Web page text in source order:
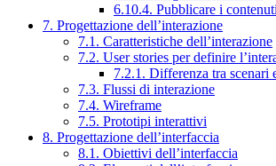
6.10.4. Pubblicare i contenuti
7. Progettazione dell’interazione
7.1. Caratteristiche dell’interazione
7.2. User stories per definire
7.2.1. Differenza tra scenari
7.3. Flussi di interazione
7.4. Wireframe
7.5. Prototipi interattivi
8. Progettazione dell’interfaccia
8.1. Obiettivi dell’interfaccia